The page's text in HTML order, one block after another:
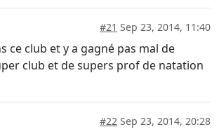
#21 Sep 23, 2014, 11:40
ce club et y a gagné pas mal de
club et de supers prof de natation
#22 Sep 23, 2014, 20:28